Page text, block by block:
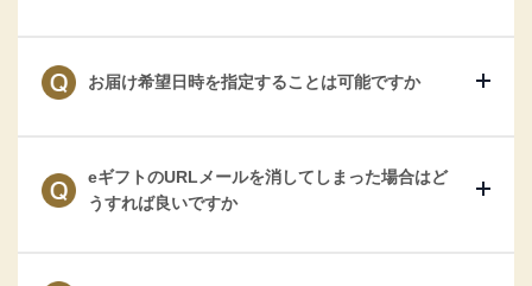
お届け希望日時を指定することは可能ですか
eギフトのURLメールを消してしまった場合はど
うすれば良いですか